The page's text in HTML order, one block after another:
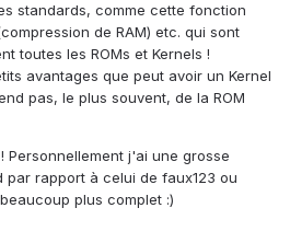
standards, comme cette fonction
de RAM) etc. qui sont
toutes les ROMs et Kernels !
avantages que peut avoir un Kernel
pas, le plus souvent, de la ROM
Personnellement j'ai une grosse
rapport à celui de faux123 ou
plus complet :)